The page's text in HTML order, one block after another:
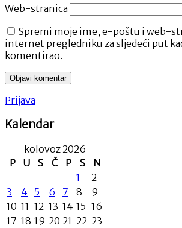
Web-stranica
Spremi moje ime, e-poštu i web-
internet pregledniku za sljedeći put
komentirao.
Prijava
Kalendar
kolovoz 2026
P
U S Č P S
N
1
2
3
4 5 6 7 8
9
10 11 12 13 14 15 16
17 18 19 20 21 22 23